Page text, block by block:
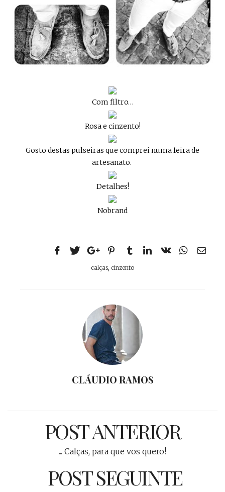
Com filtro…
Rosa e cinzento!
Gosto destas pulseiras que comprei numa feira de
artesanato.
Detalhes!
Nobrand
calças, cinzento
CLÁUDIO RAMOS
POST ANTERIOR
... Calças, para que vos quero!
POST SEGUINTE